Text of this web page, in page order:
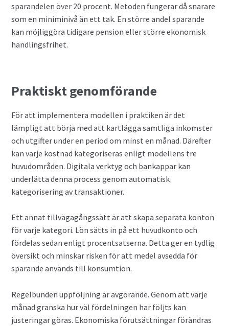
sparandelen över 20 procent. Metoden fungerar då snarare
som en miniminivå än ett tak. En större andel sparande
kan möjliggöra tidigare pension eller större ekonomisk
handlingsfrihet.
Praktiskt genomförande
För att implementera modellen i praktiken är det
lämpligt att börja med att kartlägga samtliga inkomster
och utgifter under en period om minst en månad. Därefter
kan varje kostnad kategoriseras enligt modellens tre
huvudområden. Digitala verktyg och bankappar kan
underlätta denna process genom automatisk
kategorisering av transaktioner.
Ett annat tillvägagångssätt är att skapa separata konton
för varje kategori. Lön sätts in på ett huvudkonto och
fördelas sedan enligt procentsatserna. Detta ger en tydlig
översikt och minskar risken för att medel avsedda för
sparande används till konsumtion.
Regelbunden uppföljning är avgörande. Genom att varje
månad granska hur väl fördelningen har följts kan
justeringar göras. Ekonomiska förutsättningar förändras